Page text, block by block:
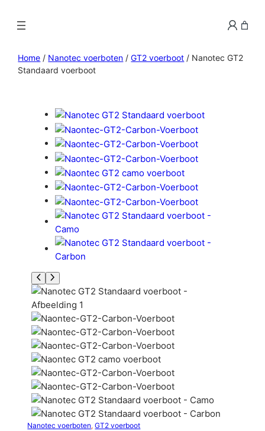
Home / Nanotec voerboten /GT2 voerboot / Nanotec GT2
Standaard voerboot
Nanotec voerboten, GT2 voerboot